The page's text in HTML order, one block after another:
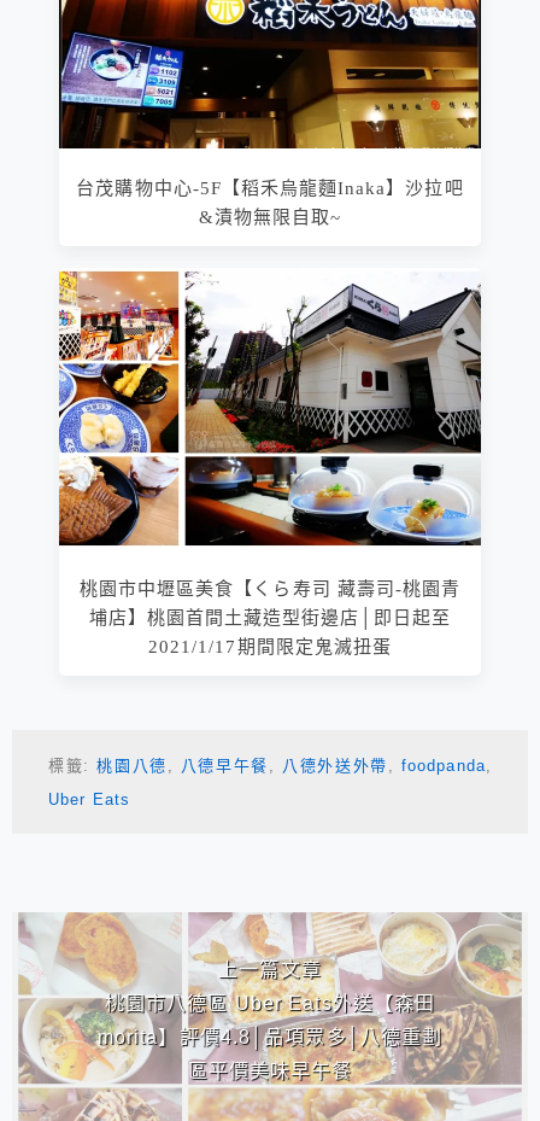
台茂購物中心-5F【稻禾烏龍麵Inaka】沙拉吧
&漬物無限自取~
桃園市中壢區美食【くら寿司 藏壽司-桃園青
埔店】桃園首間土藏造型街邊店│即日起至
2021/1/17期間限定鬼滅扭蛋
標籤:桃園八德 八德早午餐 八德外送外帶 foodpanda
Uber Eats
相連文章
上一篇文章
桃園市八德區 Uber Eats外送【森田
morita】評價4.8│品項眾多│八德重劃
區平價美味早午餐